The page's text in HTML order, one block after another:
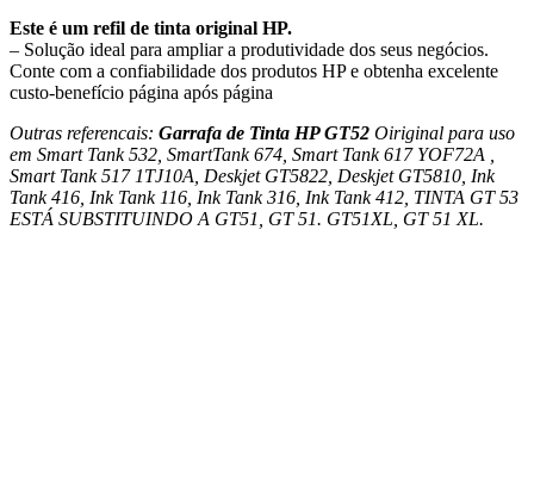
Este é um refil de tinta original HP.
– Solução ideal para ampliar a produtividade dos seus negócios.
Conte com a confiabilidade dos produtos HP e obtenha excelente
custo-benefício página após página
Outras referencais: Garrafa de Tinta HP GT52 Oiriginal para uso
em Smart Tank 532, SmartTank 674, Smart Tank 617 YOF72A ,
Smart Tank 517 1TJ10A, Deskjet GT5822, Deskjet GT5810, Ink
Tank 416, Ink Tank 116, Ink Tank 316, Ink Tank 412, TINTA GT 53
ESTÁ SUBSTITUINDO A GT51, GT 51. GT51XL, GT 51 XL.